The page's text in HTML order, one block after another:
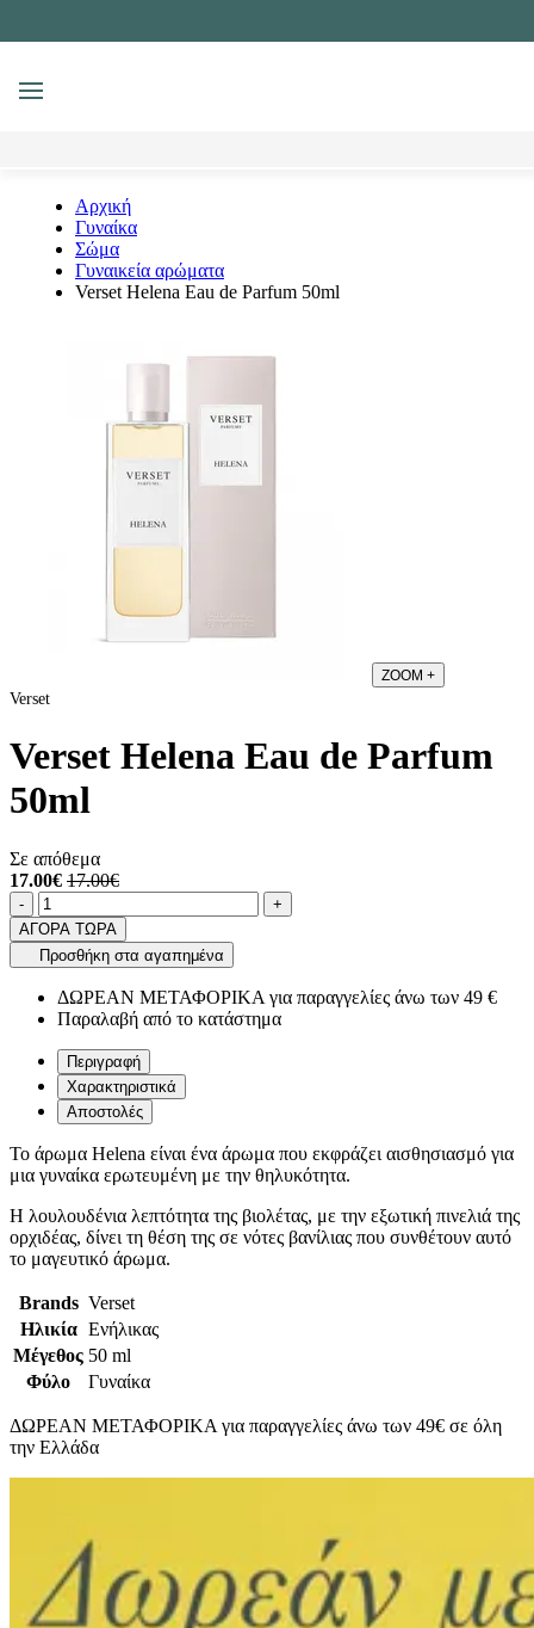
MENU
Αρχική
Γυναίκα
Σώμα
Γυναικεία αρώματα
Verset Helena Eau de Parfum 50ml
ZOOM +
Verset
Verset Helena Eau de Parfum
50ml
Σε απόθεμα
17.00€ 17.00€
Ποσότητα
-product.increase.quantity +
ΑΓΟΡΑ ΤΩΡΑ
Προσθήκη στα αγαπημένα
ΔΩΡΕΑΝ ΜΕΤΑΦΟΡΙΚΑ για παραγγελίες άνω των 49 €
Παραλαβή από το κατάστημα
Περιγραφή
Χαρακτηριστικά
Αποστολές
Το άρωμα Helena είναι ένα άρωμα που εκφράζει αισθησιασμό για
μια γυναίκα ερωτευμένη με την θηλυκότητα.
Η λουλουδένια λεπτότητα της βιολέτας, με την εξωτική πινελιά της
ορχιδέας, δίνει τη θέση της σε νότες βανίλιας που συνθέτουν αυτό
το μαγευτικό άρωμα.
Brands Verset
Ηλικία Ενήλικας
Μέγεθος 50 ml
Φύλο
Γυναίκα
ΔΩΡΕΑΝ ΜΕΤΑΦΟΡΙΚΑ για παραγγελίες άνω των 49€ σε όλη
την Ελλάδα